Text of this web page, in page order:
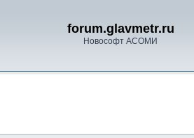
forum.glavmetr.ru
Новософт АСОМИ